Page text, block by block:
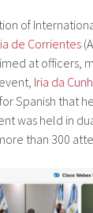
of
de Corrientes
at officers,
Iria da
Spanish that
was held in
than 300